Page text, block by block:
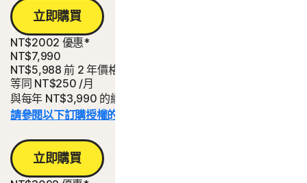
立即購買
NT$2002 優惠*
NT$7,990
NT$5,988 前 2 年價格
等同 NT$250 /月
與每年 NT$3,990 的續購費用相比可省下的金額。
請參閱以下訂購授權的詳細資料。*
立即購買